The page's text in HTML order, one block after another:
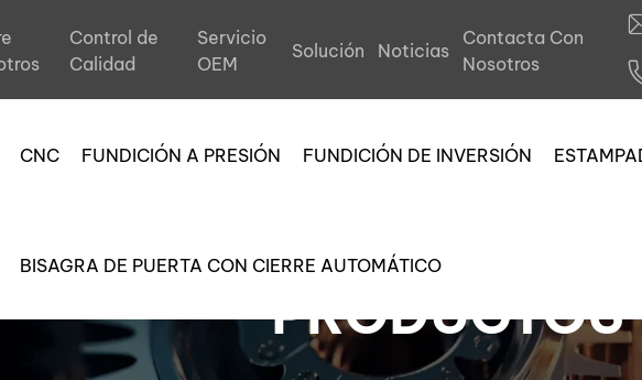
Control de
Calidad
Servicio
OEM
Solución Noticias
Contacta Con
Nosotros
CNC FUNDICIÓN A PRESIÓN FUNDICIÓN DE INVERSIÓN
BISAGRA DE PUERTA CON CIERRE AUTOMÁTICO
PRODUCTOS